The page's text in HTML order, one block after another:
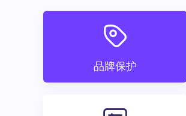
品牌保护